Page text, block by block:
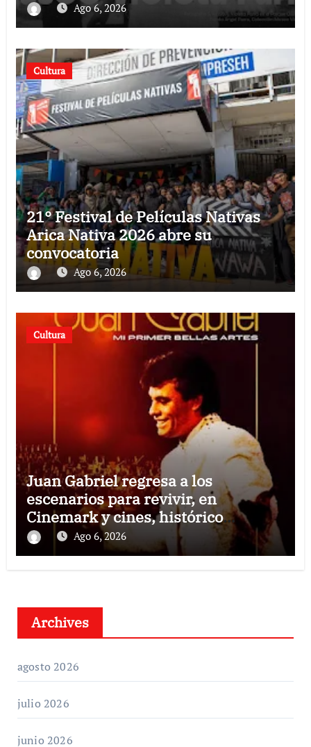
Ago 6, 2026
Cultura
21° Festival de Películas Nativas
Arica Nativa 2026 abre su
convocatoria
Ago 6, 2026
Cultura
Juan Gabriel regresa a los
escenarios para revivir, en
Cinemark y cines, histórico
concierto en Palacio de Bellas Artes
Ago 6, 2026
Archives
agosto 2026
julio 2026
junio 2026